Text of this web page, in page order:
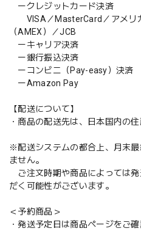
ークレジットカード決済
VISA／MasterCard／アメリ
（AMEX）／JCB
ーキャリア決済
ー銀行振込決済
ーコンビニ（Pay-easy）決済
ーAmazon Pay
【配送について】
・商品の配送先は、日本国内の
※配送システムの都合上、月末
ません。
ご注文時期や商品によっては
だく可能性がございます。
＜予約商品＞
・発送予定日は商品ページをご確